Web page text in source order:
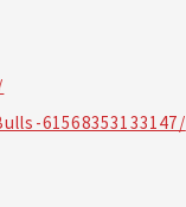
61568353133147/